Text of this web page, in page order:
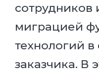
миграцией
технологий в
заказчика. В